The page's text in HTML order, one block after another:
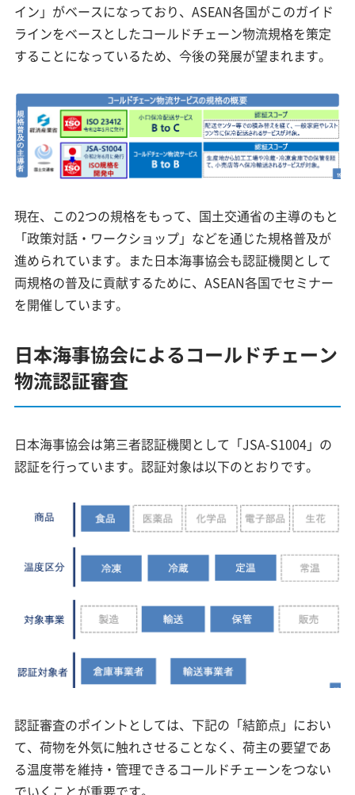
イン」がベースになっており、ASEAN各国がこのガイド
ラインをベースとしたコールドチェーン物流規格を策定
することになっているため、今後の発展が望まれます。
現在、この2つの規格をもって、国土交通省の主導のもと
「政策対話・ワークショップ」などを通じた規格普及が
進められています。また日本海事協会も認証機関として
両規格の普及に貢献するために、ASEAN各国でセミナー
を開催しています。
日本海事協会によるコールドチェーン
物流認証審査
日本海事協会は第三者認証機関として「JSA-S1004」の
認証を行っています。認証対象は以下のとおりです。
認証審査のポイントとしては、下記の「結節点」におい
て、荷物を外気に触れさせることなく、荷主の要望であ
る温度帯を維持・管理できるコールドチェーンをつない
でいくことが重要です。